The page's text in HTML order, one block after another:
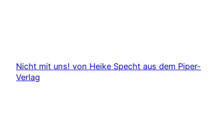
Nicht mit uns! von Heike Specht aus dem Piper-
Verlag